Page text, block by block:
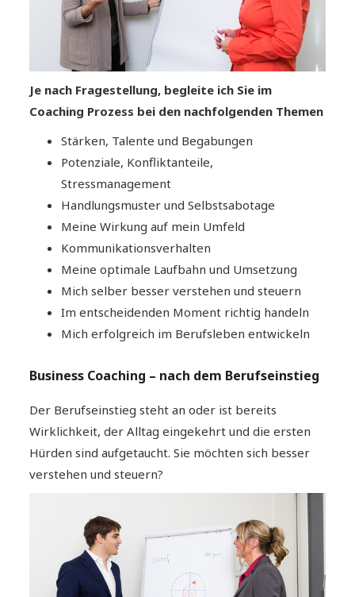
Je nach Fragestellung, begleite ich Sie im
Coaching Prozess bei den nachfolgenden Themen
Stärken, Talente und Begabungen
Potenziale, Konfliktanteile,
Stressmanagement
Handlungsmuster und Selbstsabotage
Meine Wirkung auf mein Umfeld
Kommunikationsverhalten
Meine optimale Laufbahn und Umsetzung
Mich selber besser verstehen und steuern
Im entscheidenden Moment richtig handeln
Mich erfolgreich im Berufsleben entwickeln
Business Coaching – nach dem Berufseinstieg
Der Berufseinstieg steht an oder ist bereits
Wirklichkeit, der Alltag eingekehrt und die ersten
Hürden sind aufgetaucht. Sie möchten sich besser
verstehen und steuern?